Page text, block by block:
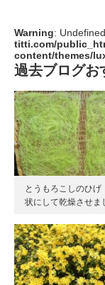
Warning:
titti.com/
content/themes/
過去ブログお
とうもろこしのひげ
状にして乾燥させ